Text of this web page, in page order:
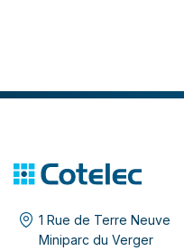
1 Rue de Terre Neuve
Miniparc du Verger